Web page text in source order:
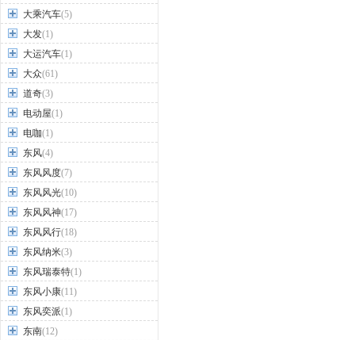
大乘汽车(5)
大发(1)
大运汽车(1)
大众(61)
道奇(3)
电动屋(1)
电咖(1)
东风(4)
东风风度(7)
东风风光(10)
东风风神(17)
东风风行(18)
东风纳米(3)
东风瑞泰特(1)
东风小康(11)
东风奕派(1)
东南(12)